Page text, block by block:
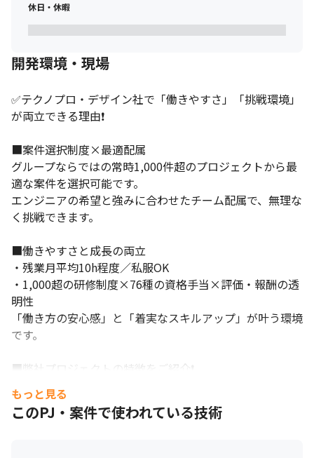
休日・休暇
開発環境・現場
✅テクノプロ・デザイン社で「働きやすさ」「挑戦環境」
が両立できる理由❗
■案件選択制度×最適配属
グループならではの常時1,000件超のプロジェクトから最
適な案件を選択可能です。
エンジニアの希望と強みに合わせたチーム配属で、無理な
く挑戦できます。
■働きやすさと成長の両立
・残業月平均10h程度／私服OK
・1,000超の研修制度×76種の資格手当×評価・報酬の透
明性
「働き方の安心感」と「着実なスキルアップ」が叶う環境
です。
■弊社プロジェクトの特徴をご紹介❗
顧客先企業のプロジェクトですが
テクノプロ・デザイン社の社員がチームで顧客先に入る形
になり、単独で動くことは少ないです。
もっと見る
このPJ・案件で使われている技術